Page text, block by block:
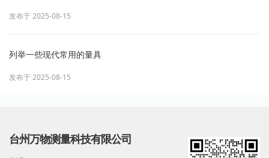
发布于 2025-08-15
列举一些现代常用的量具
发布于 2025-08-15
台州万物测量科技有限公司